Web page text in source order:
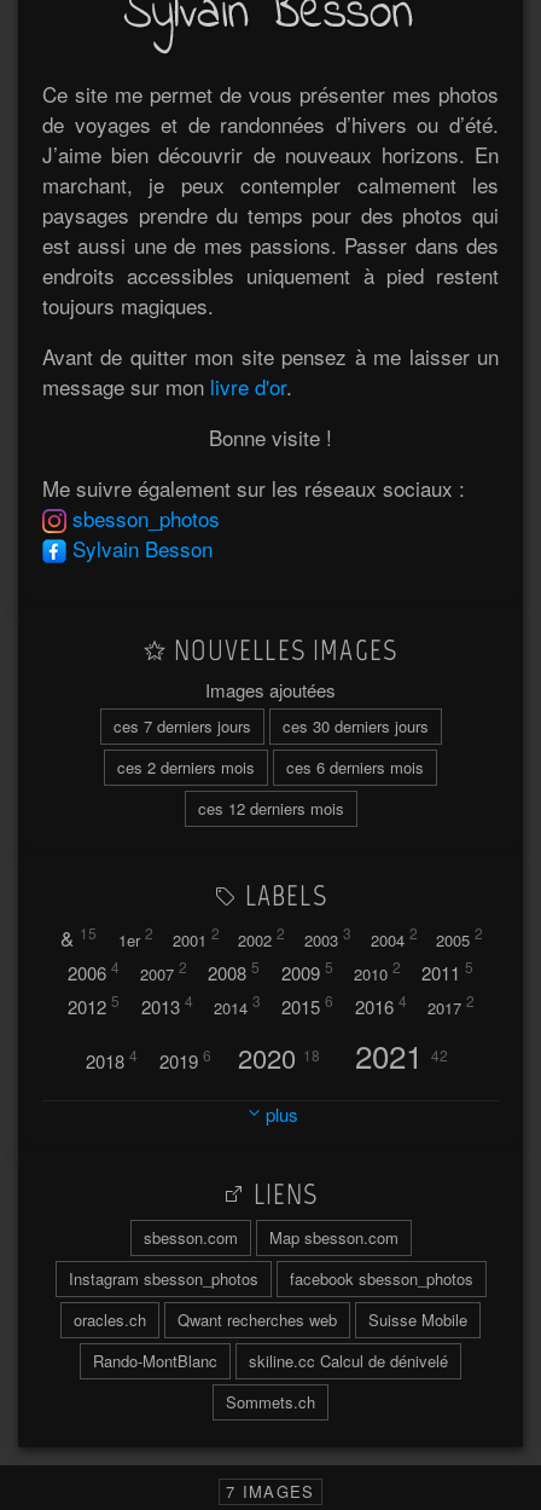
Ce site me permet de vous présenter mes photos
de voyages et de randonnées d’hivers ou d’été.
J’aime bien découvrir de nouveaux horizons. En
marchant, je peux contempler calmement les
paysages prendre du temps pour des photos qui
est aussi une de mes passions. Passer dans des
endroits accessibles uniquement à pied restent
toujours magiques.
Avant de quitter mon site pensez à me laisser un
message sur mon livre d'or.
Bonne visite !
Me suivre également sur les réseaux sociaux :
sbesson_photos
Sylvain Besson
NOUVELLES IMAGES
Images ajoutées
ces 7 derniers jours
ces 30 derniers jours
ces 2 derniers mois
ces 6 derniers mois
ces 12 derniers mois
LABELS
& 15 1er 2 2001 2 2002 2 2003 3 2004 2 2005 2
2006 4 2007 2 2008 5 2009 5 2010 2 2011 5
2012 5 2013 4 2014 3 2015 6 2016 4 2017 2
2018 4 2019 6 2020 18 2021 42
2023 32
2026
A travers l'hublot 17 Abländschen 3
Açores 2004 64 Adelboden 2
Adonis 6
Afrique du Sud 2019
Al Albert 2
plus
LIENS
sbesson.com
Map sbesson.com
Instagram sbesson_photos
facebook sbesson_photos
oracles.ch
Qwant recherches web
Suisse Mobile
Rando-MontBlanc
skiline.cc Calcul de dénivelé
Sommets.ch
7 IMAGES